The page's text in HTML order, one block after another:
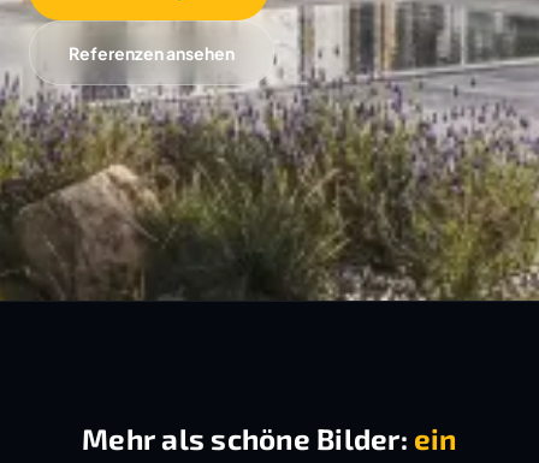
Referenzen ansehen
Mehr als schöne Bilder: ein